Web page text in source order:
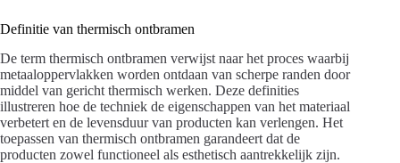
Definitie van thermisch ontbramen
De term thermisch ontbramen verwijst naar het proces waarbij
metaaloppervlakken worden ontdaan van scherpe randen door
middel van gericht thermisch werken. Deze definities
illustreren hoe de techniek de eigenschappen van het materiaal
verbetert en de levensduur van producten kan verlengen. Het
toepassen van thermisch ontbramen garandeert dat de
producten zowel functioneel als esthetisch aantrekkelijk zijn.